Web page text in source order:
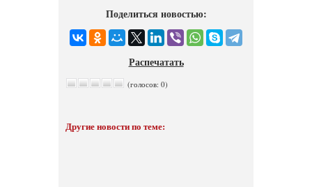
Поделиться новостью:
Распечатать
(голосов: 0)
Другие новости по теме: